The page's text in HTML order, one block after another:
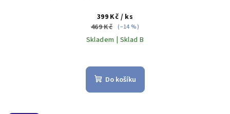
399 Kč / ks
469 Kč (–14 %)
Skladem | Sklad B
Do košíku